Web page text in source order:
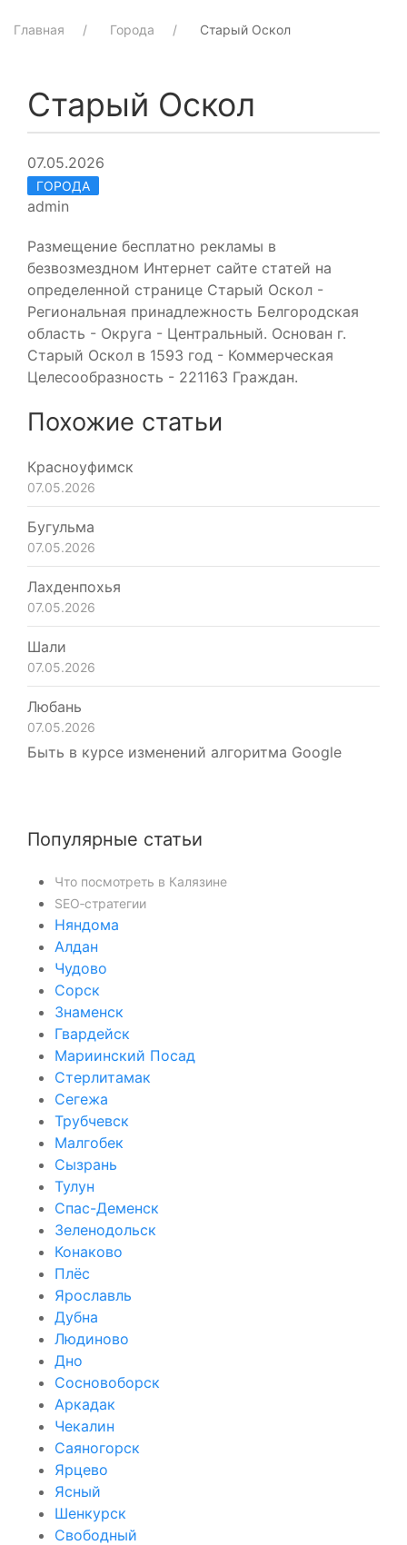
Главная Города Старый Оскол
Старый Оскол
07.05.2026
ГОРОДА
admin
Размещение бесплатно рекламы в
безвозмездном Интернет сайте статей на
определенной странице Старый Оскол -
Региональная принадлежность Белгородская
область - Округа - Центральный. Основан г.
Старый Оскол в 1593 год - Коммерческая
Целесообразность - 221163 Граждан.
Похожие статьи
Красноуфимск
07.05.2026
Бугульма
07.05.2026
Лахденпохья
07.05.2026
Шали
07.05.2026
Любань
07.05.2026
Быть в курсе изменений алгоритма Google
Популярные статьи
Что посмотреть в Калязине
SEO‑стратегии
Няндома
Алдан
Чудово
Сорск
Знаменск
Гвардейск
Мариинский Посад
Стерлитамак
Сегежа
Трубчевск
Малгобек
Сызрань
Тулун
Спас-Деменск
Зеленодольск
Конаково
Плёс
Ярославль
Дубна
Людиново
Дно
Сосновоборск
Аркадак
Чекалин
Саяногорск
Ярцево
Ясный
Шенкурск
Свободный